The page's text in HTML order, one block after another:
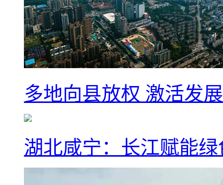
多地向县放权 激活发
湖北咸宁：长江赋能